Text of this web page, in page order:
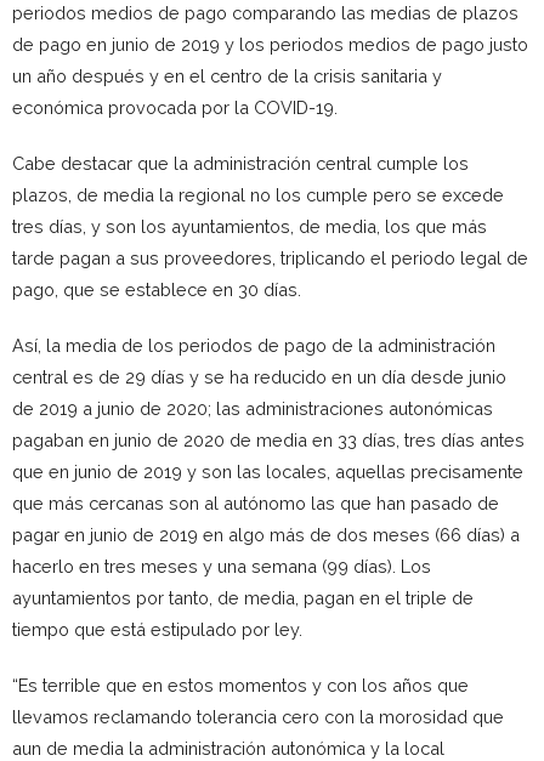
periodos medios de pago comparando las medias de plazos
de pago en junio de 2019 y los periodos medios de pago justo
un año después y en el centro de la crisis sanitaria y
económica provocada por la COVID-19.
Cabe destacar que la administración central cumple los
plazos, de media la regional no los cumple pero se excede
tres días, y son los ayuntamientos, de media, los que más
tarde pagan a sus proveedores, triplicando el periodo legal de
pago, que se establece en 30 días.
Así, la media de los periodos de pago de la administración
central es de 29 días y se ha reducido en un día desde junio
de 2019 a junio de 2020; las administraciones autonómicas
pagaban en junio de 2020 de media en 33 días, tres días antes
que en junio de 2019 y son las locales, aquellas precisamente
que más cercanas son al autónomo las que han pasado de
pagar en junio de 2019 en algo más de dos meses (66 días) a
hacerlo en tres meses y una semana (99 días). Los
ayuntamientos por tanto, de media, pagan en el triple de
tiempo que está estipulado por ley.
“Es terrible que en estos momentos y con los años que
llevamos reclamando tolerancia cero con la morosidad que
aun de media la administración autonómica y la local